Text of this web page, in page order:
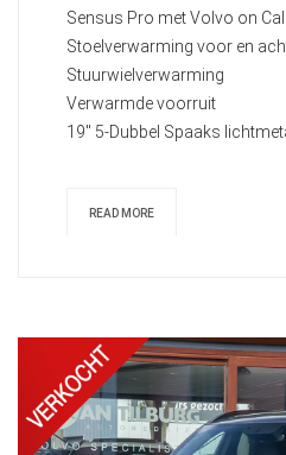
Sensus Pro met Volvo on
Stoelverwarming voor en
Stuurwielverwarming
Verwarmde voorruit
19" 5-Dubbel Spaaks
READ MORE